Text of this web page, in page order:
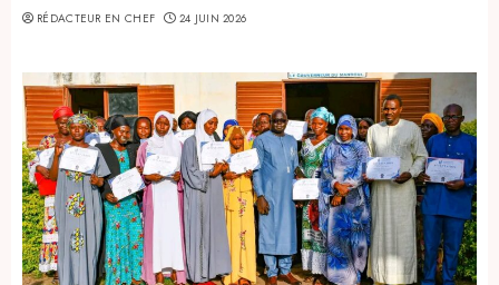
RÉDACTEUR EN CHEF 24 JUIN 2026